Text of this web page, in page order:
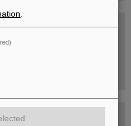
Uhr
der Teilchen durch die